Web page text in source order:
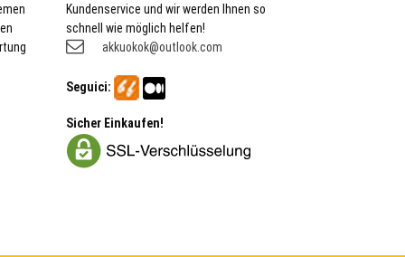
Kundenservice und wir werden Ihnen so
schnell wie möglich helfen!
akkuokok@outlook.com
Seguici:
Sicher Einkaufen!